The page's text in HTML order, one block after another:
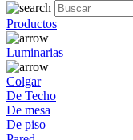
Productos
Luminarias
Colgar
De Techo
De mesa
De piso